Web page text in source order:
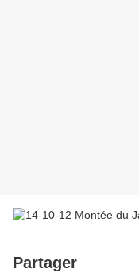
Partager